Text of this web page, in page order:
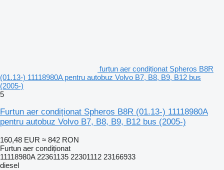
furtun aer condiționat Spheros B8R
(01.13-) 11118980A pentru autobuz Volvo B7, B8, B9, B12 bus
(2005-)
5
Furtun aer condiționat Spheros B8R (01.13-) 11118980A
pentru autobuz Volvo B7, B8, B9, B12 bus (2005-)
160,48 EUR ≈ 842 RON
Furtun aer condiționat
11118980A 22361135 22301112 23166933
diesel